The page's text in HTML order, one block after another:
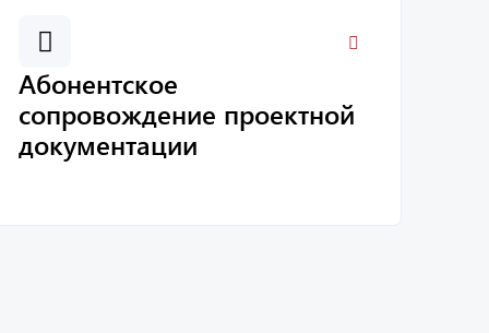
Абонентское
сопровождение проектной
документации